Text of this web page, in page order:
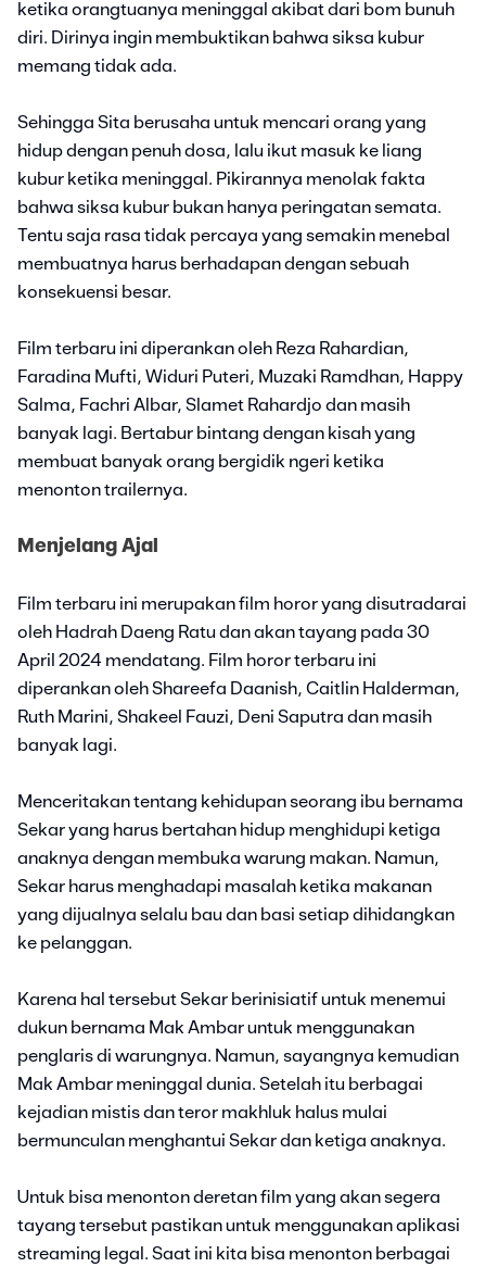
ketika orangtuanya meninggal akibat dari bom bunuh
diri. Dirinya ingin membuktikan bahwa siksa kubur
memang tidak ada.
Sehingga Sita berusaha untuk mencari orang yang
hidup dengan penuh dosa, lalu ikut masuk ke liang
kubur ketika meninggal. Pikirannya menolak fakta
bahwa siksa kubur bukan hanya peringatan semata.
Tentu saja rasa tidak percaya yang semakin menebal
membuatnya harus berhadapan dengan sebuah
konsekuensi besar.
Film terbaru ini diperankan oleh Reza Rahardian,
Faradina Mufti, Widuri Puteri, Muzaki Ramdhan, Happy
Salma, Fachri Albar, Slamet Rahardjo dan masih
banyak lagi. Bertabur bintang dengan kisah yang
membuat banyak orang bergidik ngeri ketika
menonton trailernya.
Menjelang Ajal
Film terbaru ini merupakan film horor yang disutradarai
oleh Hadrah Daeng Ratu dan akan tayang pada 30
April 2024 mendatang. Film horor terbaru ini
diperankan oleh Shareefa Daanish, Caitlin Halderman,
Ruth Marini, Shakeel Fauzi, Deni Saputra dan masih
banyak lagi.
Menceritakan tentang kehidupan seorang ibu bernama
Sekar yang harus bertahan hidup menghidupi ketiga
anaknya dengan membuka warung makan. Namun,
Sekar harus menghadapi masalah ketika makanan
yang dijualnya selalu bau dan basi setiap dihidangkan
ke pelanggan.
Karena hal tersebut Sekar berinisiatif untuk menemui
dukun bernama Mak Ambar untuk menggunakan
penglaris di warungnya. Namun, sayangnya kemudian
Mak Ambar meninggal dunia. Setelah itu berbagai
kejadian mistis dan teror makhluk halus mulai
bermunculan menghantui Sekar dan ketiga anaknya.
Untuk bisa menonton deretan film yang akan segera
tayang tersebut pastikan untuk menggunakan aplikasi
streaming legal. Saat ini kita bisa menonton berbagai